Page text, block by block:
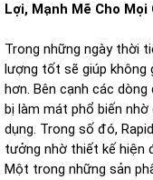
Lợi, Mạnh Mẽ Cho Mọi
Trong những ngày thời
lượng tốt sẽ giúp không
hơn. Bên cạnh các
bị làm mát phổ biến
dụng. Trong số đó,
tưởng nhờ thiết kế hiện
Một trong những sản